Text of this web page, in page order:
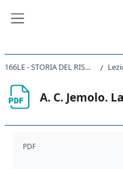
166LE - STORIA DEL RISORGIMENTO 2021
A. C. Jemolo.
PDF